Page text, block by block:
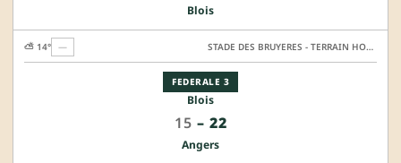
Blois
FEDERALE 3
Blois
15 – 22
Angers
⛅ 14° — STADE DES BRUYERES - TERRAIN HONNEUR